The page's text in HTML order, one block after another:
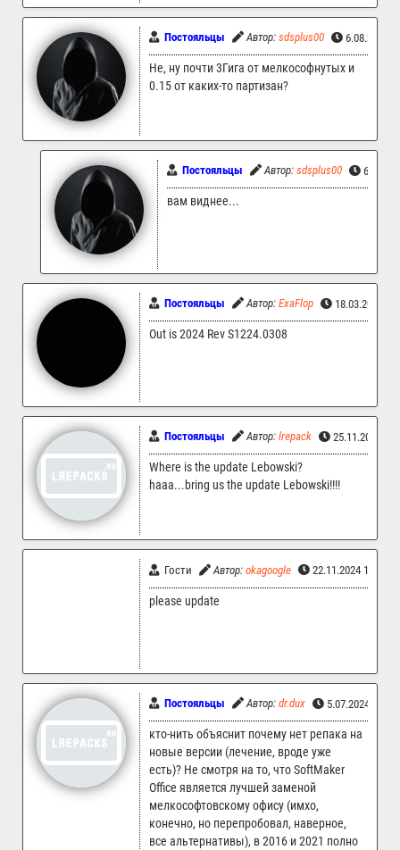
Постояльцы Автор: sdsplus00 6.08.2025
Не, ну почти 3Гига от мелкософнутых и
0.15 от каких-то партизан?
Постояльцы Автор: sdsplus00
вам виднее...
Постояльцы Автор: ExaFlop 18.03.2025
Out is 2024 Rev S1224.0308
Постояльцы Автор: lrepack 25.11.2024
Where is the update Lebowski?
haaa...bring us the update Lebowski!!!!
Гости Автор: okagoogle 22.11.2024 10:01
please update
Постояльцы Автор: dr.dux 5.07.2024
кто-нить объяснит почему нет репака на
новые версии (лечение, вроде уже
есть)? Не смотря на то, что SoftMaker
Office является лучшей заменой
мелкософтовскому офису (имхо,
конечно, но перепробовал, наверное,
все альтернативы), в 2016 и 2021 полно